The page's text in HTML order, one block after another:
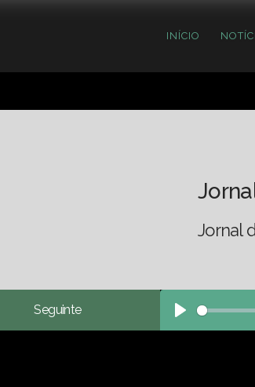
INÍCIO
Jornal
Seguinte
Play